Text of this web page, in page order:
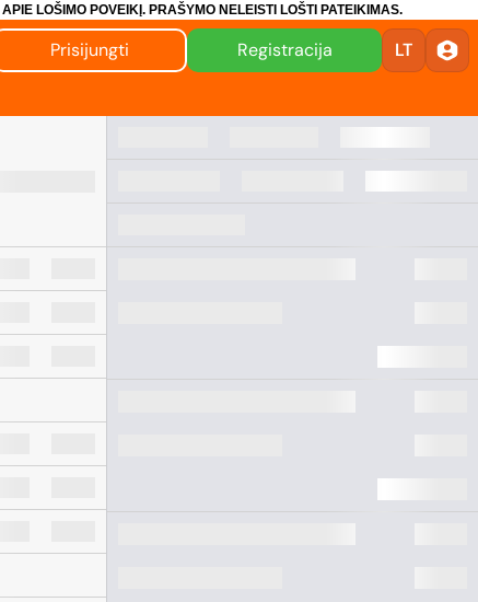
APIE LOŠIMO POVEIKĮ. PRAŠYMO NELEISTI LOŠTI PATEIKIMAS.
Prisijungti Registracija LT